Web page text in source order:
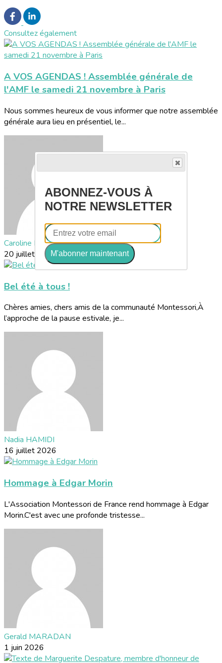
Consultez également
A VOS AGENDAS ! Assemblée générale de
l'AMF le samedi 21 novembre à Paris
Nous sommes heureux de vous informer que notre assemblée
générale aura lieu en présentiel, le...
Caroline DALL'O
20 juillet 2026
Bel été à tous !
Chères amies, chers amis de la communauté Montessori,À
l’approche de la pause estivale, je...
Nadia HAMIDI
16 juillet 2026
Hommage à Edgar Morin
L'Association Montessori de France rend hommage à Edgar
Morin.C'est avec une profonde tristesse...
Gerald MARADAN
1 juin 2026
ABONNEZ-VOUS À
NOTRE NEWSLETTER
M'abonner maintenant